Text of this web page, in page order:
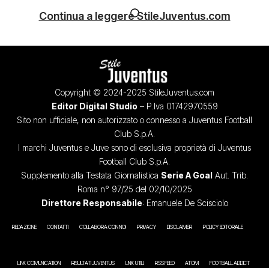
Continua a leggere StileJuventus.com
Copyright © 2024-2025 StileJuventus.com
Editor Digital Studio – P.Iva 01742970559
Sito non ufficiale, non autorizzato o connesso a Juventus Football
Club S.p.A.
I marchi Juventus e Juve sono di esclusiva proprietà di Juventus
Football Club S.p.A.
Supplemento alla Testata Giornalistica Serie A Goal Aut. Trib.
Roma n° 97/25 del 02/10/2025
Direttore Responsabile: Emanuele De Scisciolo
REDAZIONE CONTATTI COLLABORA CON NOI PRIVACY DISCLAIMER POLICY EDITORIALE
LINK COMUNICATION RISULTATI JUVENTUS LINK UTILI RSS FEED ATOM FOOTBALL ADDICT